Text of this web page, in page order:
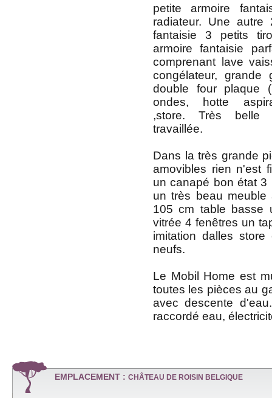
petite armoire
radiateur. Une
fantaisie 3 petits
armoire fantaisie
comprenant lave
congélateur, grande
double four plaque
ondes, hotte
,store. Très belle
travaillée.
Dans la très grande
amovibles rien n'est
un canapé bon état
un très beau meuble
105 cm table basse
vitrée 4 fenêtres un
imitation dalles store
neufs.
Le Mobil Home est
toutes les pièces au
avec descente
raccordé eau,
EMPLACEMENT : CHÂTEAU DE ROISIN BELGIQUE